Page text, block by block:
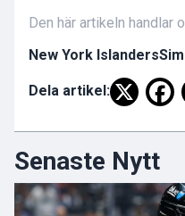
Den här artikeln handlar
New York Islanders
Dela artikel:
Senaste Nytt